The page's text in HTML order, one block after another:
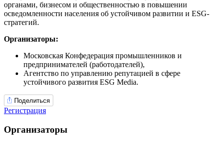
органами, бизнесом и общественностью в повышении
осведомленности населения об устойчивом развитии и ESG-
стратегий.
Организаторы:
Московская Конфедерация промышленников и
предпринимателей (работодателей),
Агентство по управлению репутацией в сфере
устойчивого развития ESG Media.
Поделиться
Регистрация
Организаторы